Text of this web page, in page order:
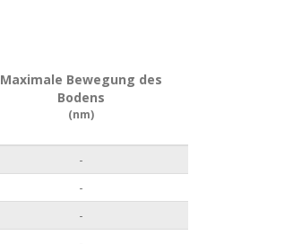
Maximale Bewegung des
Bodens
(nm)
-
-
-